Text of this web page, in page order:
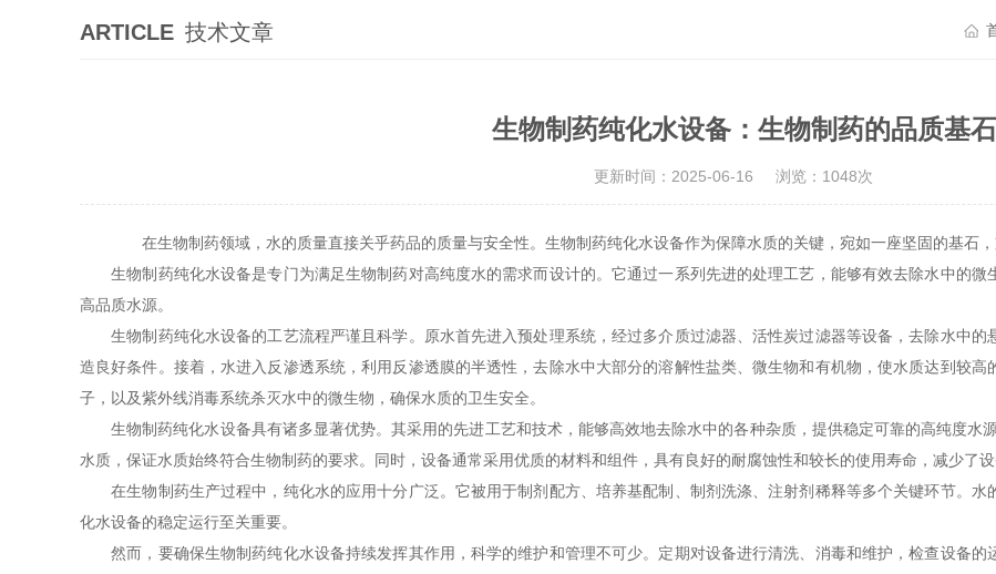
ARTICLE 技术文章
生物制药纯化水设备：生物制药的品质基石
更新时间：2025-06-16 浏览：1048次
在生物制药领域，水的质量直接关乎药品的质量与安全性。生物制药纯化水设备作为保障水质的关键，宛如一座坚固的基石
生物制药纯化水设备是专门为满足生物制药对高纯度水的需求而设计的。它通过一系列先进的处理工艺，能够有效去除水中的微
高品质水源。
生物制药纯化水设备的工艺流程严谨且科学。原水首先进入预处理系统，经过多介质过滤器、活性炭过滤器等设备，去除水中的
造良好条件。接着，水进入反渗透系统，利用反渗透膜的半透性，去除水中大部分的溶解性盐类、微生物和有机物，使水质达到较
子，以及紫外线消毒系统杀灭水中的微生物，确保水质的卫生安全。
生物制药纯化水设备具有诸多显著优势。其采用的先进工艺和技术，能够高效地去除水中的各种杂质，提供稳定可靠的高纯度水
水质，保证水质始终符合生物制药的要求。同时，设备通常采用优质的材料和组件，具有良好的耐腐蚀性和较长的使用寿命，减少了设
在生物制药生产过程中，纯化水的应用十分广泛。它被用于制剂配方、培养基配制、制剂洗涤、注射剂稀释等多个关键环节。水
化水设备的稳定运行至关重要。
然而，要确保生物制药纯化水设备持续发挥其作用，科学的维护和管理不可少。定期对设备进行清洗、消毒和维护，检查设备的